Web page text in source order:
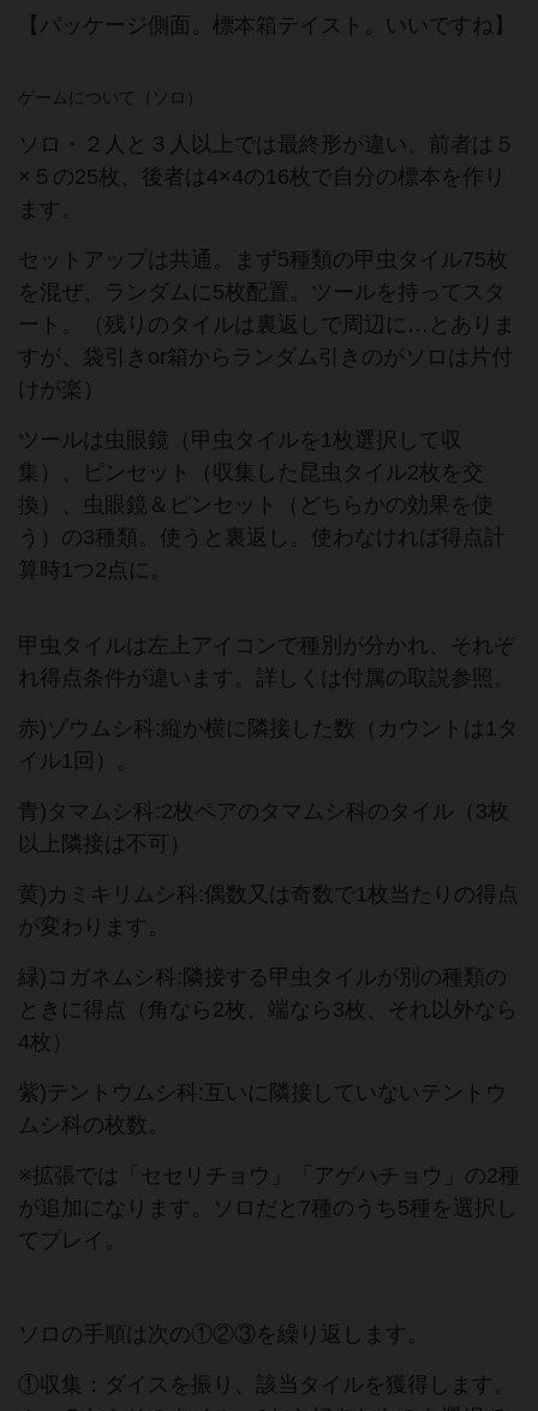
【パッケージ側面。標本箱テイスト。いいですね】
ゲームについて（ソロ）
ソロ・２人と３人以上では最終形が違い、前者は５
×５の25枚、後者は4×4の16枚で自分の標本を作り
ます。
セットアップは共通。まず5種類の甲虫タイル75枚
を混ぜ、ランダムに5枚配置。ツールを持ってスタ
ート。（残りのタイルは裏返しで周辺に…とありま
すが、袋引きor箱からランダム引きのがソロは片付
けが楽）
ツールは虫眼鏡（甲虫タイルを1枚選択して収
集）、ピンセット（収集した昆虫タイル2枚を交
換）、虫眼鏡＆ピンセット（どちらかの効果を使
う）の3種類。使うと裏返し。使わなければ得点計
算時1つ2点に。
甲虫タイルは左上アイコンで種別が分かれ、それぞ
れ得点条件が違います。詳しくは付属の取説参照。
赤)ゾウムシ科:縦か横に隣接した数（カウントは1タ
イル1回）。
青)タマムシ科:2枚ペアのタマムシ科のタイル（3枚
以上隣接は不可）
黄)カミキリムシ科:偶数又は奇数で1枚当たりの得点
が変わります。
緑)コガネムシ科:隣接する甲虫タイルが別の種類の
ときに得点（角なら2枚、端なら3枚、それ以外なら
4枚）
紫)テントウムシ科:互いに隣接していないテントウ
ムシ科の枚数。
※拡張では「セセリチョウ」「アゲハチョウ」の2種
が追加になります。ソロだと7種のうち5種を選択し
てプレイ。
ソロの手順は次の①②③を繰り返します。
①収集：ダイスを振り、該当タイルを獲得します。